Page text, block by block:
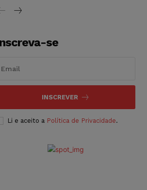
se
INSCREVER
Li e aceito a Política de Privacidade.